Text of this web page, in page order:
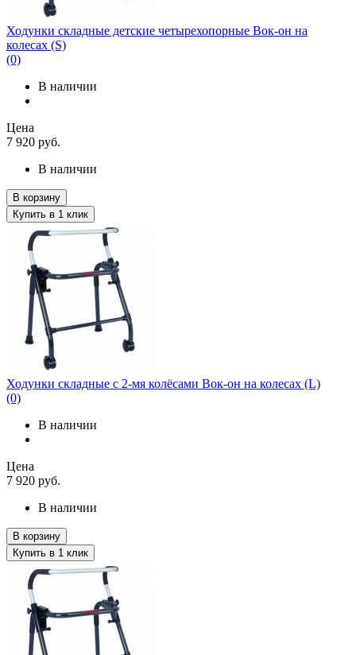
Ходунки складные детские четырехопорные Вок-он на
колесах (S)
(0)
В наличии
Цена
7 920 руб.
В наличии
В корзину
Купить в 1 клик
Ходунки складные с 2-мя колёсами Вок-он на колесах (L)
(0)
В наличии
Цена
7 920 руб.
В наличии
В корзину
Купить в 1 клик